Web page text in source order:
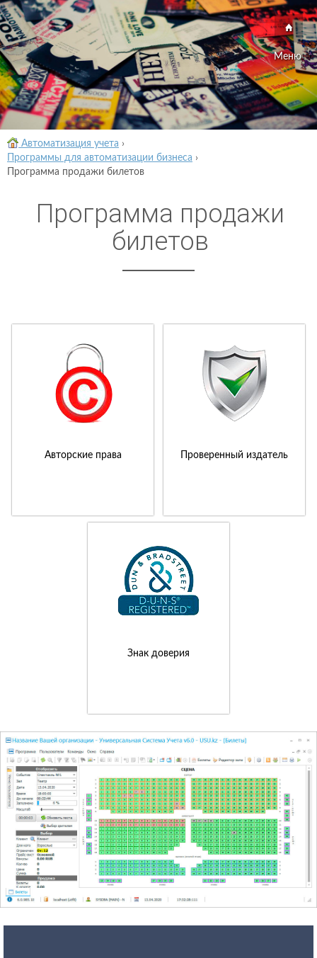
Меню
Автоматизация учета ›
Программы для автоматизации бизнеса ›
Программа продажи билетов
Программа продажи
билетов
Авторские права Проверенный издатель
Знак доверия